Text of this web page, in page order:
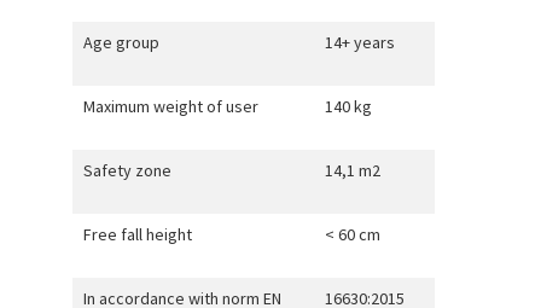
Age group 14+ years
Maximum weight of user 140 kg
Safety zone 14,1 m2
Free fall height < 60 cm
In accordance with norm EN 16630:2015